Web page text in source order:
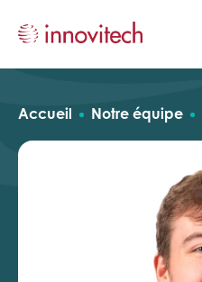
Accueil Notre équipe